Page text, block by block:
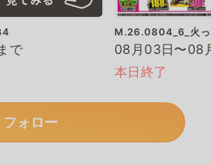
で
M.26.0804_6_火
08月03日〜08
本日終了
フォロー